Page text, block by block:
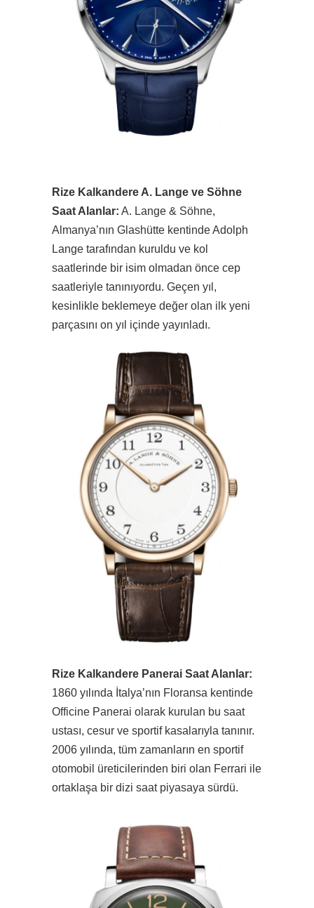
Rize Kalkandere A. Lange ve Söhne
Saat Alanlar: A. Lange & Söhne,
Almanya’nın Glashütte kentinde Adolph
Lange tarafından kuruldu ve kol
saatlerinde bir isim olmadan önce cep
saatleriyle tanınıyordu. Geçen yıl,
kesinlikle beklemeye değer olan ilk yeni
parçasını on yıl içinde yayınladı.
Rize Kalkandere Panerai Saat Alanlar:
1860 yılında İtalya’nın Floransa kentinde
Officine Panerai olarak kurulan bu saat
ustası, cesur ve sportif kasalarıyla tanınır.
2006 yılında, tüm zamanların en sportif
otomobil üreticilerinden biri olan Ferrari ile
ortaklaşa bir dizi saat piyasaya sürdü.